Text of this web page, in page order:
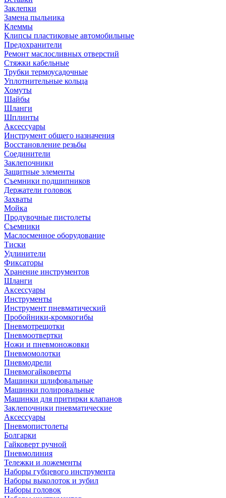
Заклепки
Замена пыльника
Клеммы
Клипсы пластиковые автомобильные
Предохранители
Ремонт маслосливных отверстий
Стяжки кабельные
Трубки термоусадочные
Уплотнительные кольца
Хомуты
Шайбы
Шланги
Шплинты
Аксессуары
Инструмент общего назначения
Восстановление резьбы
Соединители
Заклепочники
Защитные элементы
Съемники подшипников
Держатели головок
Захваты
Мойка
Продувочные пистолеты
Съемники
Маслосменное оборудование
Тиски
Удлинители
Фиксаторы
Хранение инструментов
Шланги
Аксессуары
Инструменты
Инструмент пневматический
Пробойники-кромкогибы
Пневмотрещотки
Пневмоотвертки
Ножи и пневмоножовки
Пневмомолотки
Пневмодрели
Пневмогайковерты
Машинки шлифовальные
Машинки полировальные
Машинки для притирки клапанов
Заклепочники пневматические
Аксессуары
Пневмопистолеты
Болгарки
Гайковерт ручной
Пневмолиния
Тележки и ложементы
Наборы губцевого инструмента
Наборы выколоток и зубил
Наборы головок